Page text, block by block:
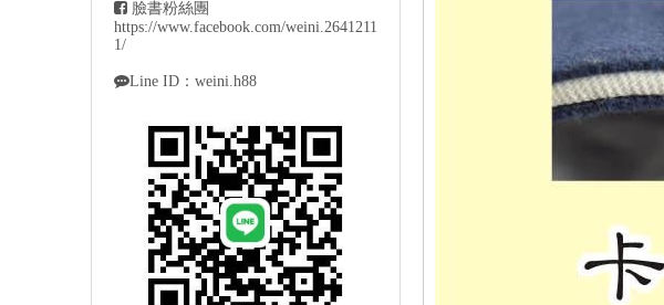
 臉書粉絲團
https://www.facebook.com/weini.2641211
1/
Line ID：weini.h88